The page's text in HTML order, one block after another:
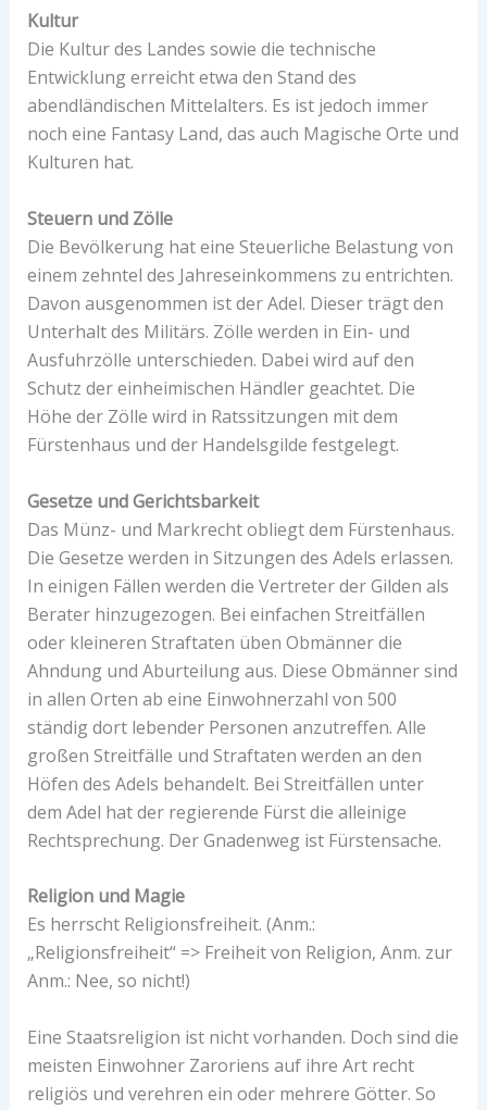
Kultur
Die Kultur des Landes sowie die technische
Entwicklung erreicht etwa den Stand des
abendländischen Mittelalters. Es ist jedoch immer
noch eine Fantasy Land, das auch Magische Orte und
Kulturen hat.
Steuern und Zölle
Die Bevölkerung hat eine Steuerliche Belastung von
einem zehntel des Jahreseinkommens zu entrichten.
Davon ausgenommen ist der Adel. Dieser trägt den
Unterhalt des Militärs. Zölle werden in Ein- und
Ausfuhrzölle unterschieden. Dabei wird auf den
Schutz der einheimischen Händler geachtet. Die
Höhe der Zölle wird in Ratssitzungen mit dem
Fürstenhaus und der Handelsgilde festgelegt.
Gesetze und Gerichtsbarkeit
Das Münz- und Markrecht obliegt dem Fürstenhaus.
Die Gesetze werden in Sitzungen des Adels erlassen.
In einigen Fällen werden die Vertreter der Gilden als
Berater hinzugezogen. Bei einfachen Streitfällen
oder kleineren Straftaten üben Obmänner die
Ahndung und Aburteilung aus. Diese Obmänner sind
in allen Orten ab eine Einwohnerzahl von 500
ständig dort lebender Personen anzutreffen. Alle
großen Streitfälle und Straftaten werden an den
Höfen des Adels behandelt. Bei Streitfällen unter
dem Adel hat der regierende Fürst die alleinige
Rechtsprechung. Der Gnadenweg ist Fürstensache.
Religion und Magie
Es herrscht Religionsfreiheit. (Anm.:
„Religionsfreiheit“ => Freiheit von Religion, Anm. zur
Anm.: Nee, so nicht!)
Eine Staatsreligion ist nicht vorhanden. Doch sind die
meisten Einwohner Zaroriens auf ihre Art recht
religiös und verehren ein oder mehrere Götter. So